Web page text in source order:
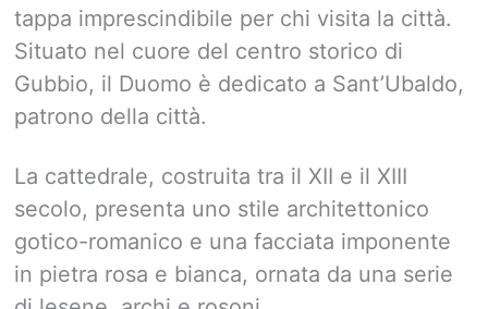
tappa imprescindibile per chi visita la città.
Situato nel cuore del centro storico di
Gubbio, il Duomo è dedicato a Sant’Ubaldo,
patrono della città.
La cattedrale, costruita tra il XII e il XIII
secolo, presenta uno stile architettonico
gotico-romanico e una facciata imponente
in pietra rosa e bianca, ornata da una serie